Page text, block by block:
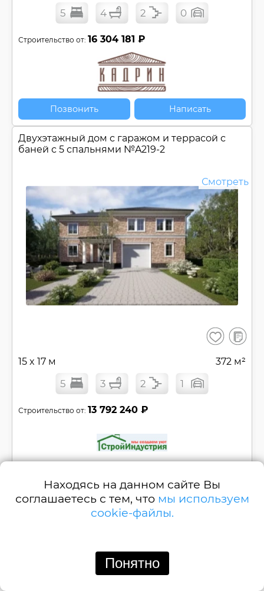
5 4 2 0
Строительство от: 16 304 181 ₽
Позвонить Написать
Двухэтажный дом с гаражом и террасой с
баней с 5 спальнями №A219-2
Смотреть
Сохранить
В
15 x 17 м 372 м²
5 3 2 1
Строительство от: 13 792 240 ₽
Позвонить Написать
Двухэтажный дом с гаражом и террасой с
баней с 5 спальнями №A213-2
Находясь на данном сайте Вы
соглашаетесь с тем, что мы используем
cookie-файлы.
Понятно